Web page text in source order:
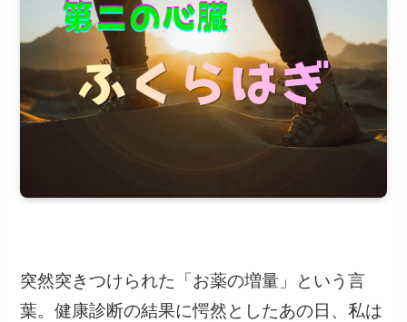
突然突きつけられた「お薬の増量」という言
葉。健康診断の結果に愕然としたあの日、私は